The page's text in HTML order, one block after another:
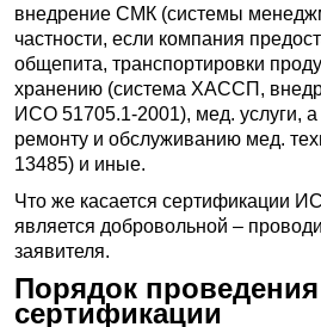
внедрение СМК (системы
частности, если компания
общепита, транспортировки
хранению (система ХАССП,
ИСО 51705.1-2001), мед. услуги, а
ремонту и обслуживанию мед.
13485) и иные.
Что же касается сертификации
является добровольной –
заявителя.
Порядок проведения
сертификации